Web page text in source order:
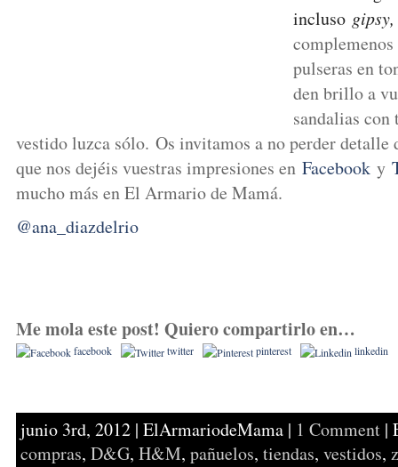
incluso gipsy,
pulseras en
den brillo a
sandalias con
vestido luzca sólo. Os invitamos a no perder detalle
que nos dejéis vuestras impresiones en Facebook y
mucho más en El Armario de Mamá.
@ana_diazdelrio
Me mola este post! Quiero compartirlo en…
facebook twitter pinterest linkedin
junio 3rd, 2012 | ElArmariodeMama | 1 Comment |
compras, D&G, H&M, pañuelos, tiendas, vestidos,